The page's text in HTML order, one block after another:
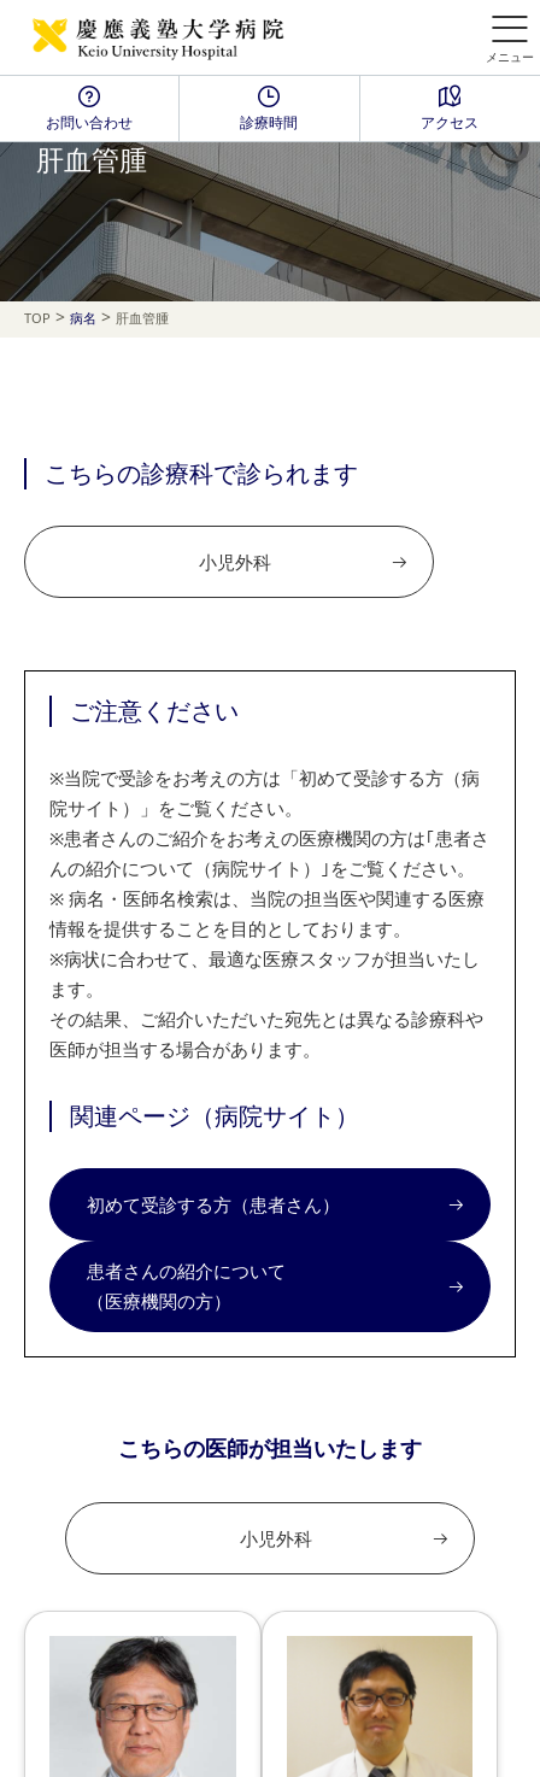
メニュー
お問い合わせ 診療時間 アクセス
Disease Name Search
肝血管腫
TOP > 病名 > 肝血管腫
こちらの診療科で診られます
小児外科
ご注意ください
※当院で受診をお考えの方は「初めて受診する方（病
院サイト）」をご覧ください。
※患者さんのご紹介をお考えの医療機関の方は｢患者さ
んの紹介について（病院サイト）｣をご覧ください。
※ 病名・医師名検索は、当院の担当医や関連する医療
情報を提供することを目的としております。
※病状に合わせて、最適な医療スタッフが担当いたし
ます。
その結果、ご紹介いただいた宛先とは異なる診療科や
医師が担当する場合があります。
関連ページ（病院サイト）
初めて受診する方（患者さん）
患者さんの紹介について
（医療機関の方）
こちらの医師が担当いたします
小児外科